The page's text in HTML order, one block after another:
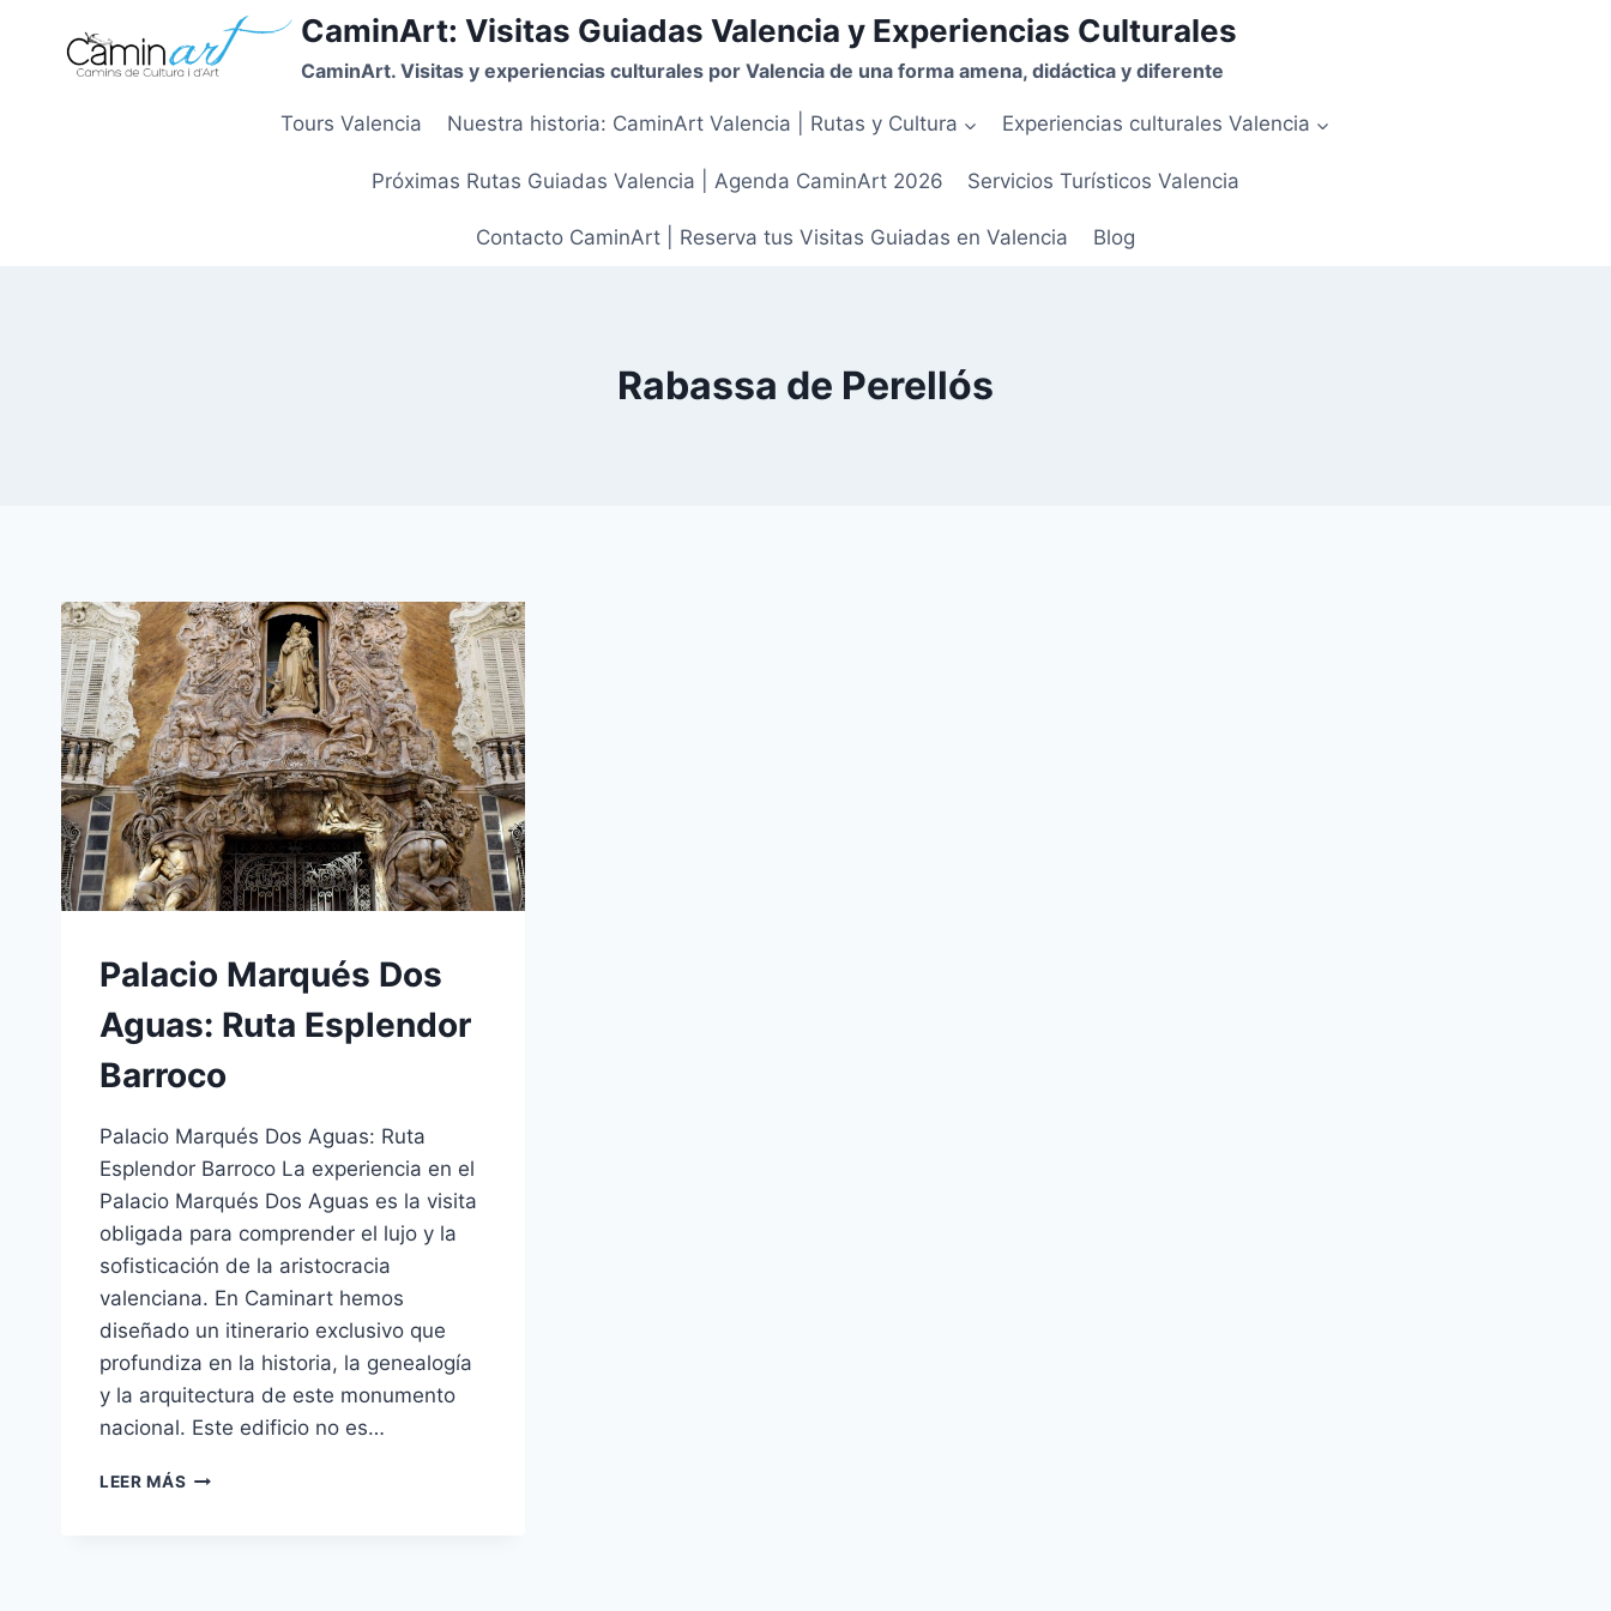
CaminArt: Visitas Guiadas Valencia y Experiencias Culturales
CaminArt. Visitas y experiencias culturales por Valencia de una forma amena, didáctica y diferente
Tours Valencia Nuestra historia: CaminArt Valencia | Rutas y Cultura Experiencias culturales Valencia
Próximas Rutas Guiadas Valencia | Agenda CaminArt 2026 Servicios Turísticos Valencia
Contacto CaminArt | Reserva tus Visitas Guiadas en Valencia Blog
Rabassa de Perellós
Palacio Marqués Dos
Aguas: Ruta Esplendor
Barroco
Palacio Marqués Dos Aguas: Ruta
Esplendor Barroco La experiencia en el
Palacio Marqués Dos Aguas es la visita
obligada para comprender el lujo y la
sofisticación de la aristocracia
valenciana. En Caminart hemos
diseñado un itinerario exclusivo que
profundiza en la historia, la genealogía
y la arquitectura de este monumento
nacional. Este edificio no es…
LEER MÁS